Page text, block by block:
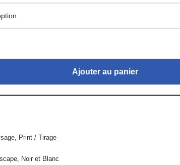
Ajouter au panier
, Print / Tirage
, Noir et Blanc